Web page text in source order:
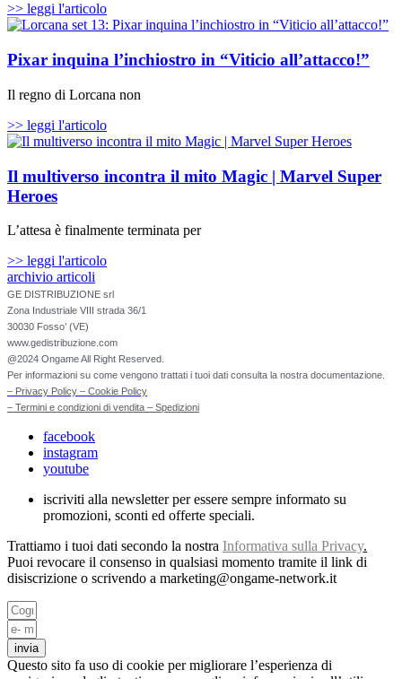
>> leggi l'articolo
Pixar inquina l’inchiostro in “Viticio all’attacco!”
Il regno di Lorcana non
>> leggi l'articolo
Il multiverso incontra il mito Magic | Marvel Super
Heroes
L’attesa è finalmente terminata per
>> leggi l'articolo
archivio articoli
GE DISTRIBUZIONE srl
Zona Industriale VIII strada 36/1
30030 Fosso’ (VE)
www.gedistribuzione.com
@2024 Ongame All Right Reserved.
Per informazioni su come vengono trattati i tuoi dati consulta la nostra documentazione.
– Privacy Policy – Cookie Policy
– Termini e condizioni di vendita – Spedizioni
facebook
instagram
youtube
iscriviti alla newsletter per essere sempre informato su
promozioni, sconti ed offerte speciali.
Trattiamo i tuoi dati secondo la nostra Informativa sulla Privacy.
Puoi revocare il consenso in qualsiasi momento tramite il link di
disiscrizione o scrivendo a marketing@ongame-network.it
invia
Questo sito fa uso di cookie per migliorare l’esperienza di